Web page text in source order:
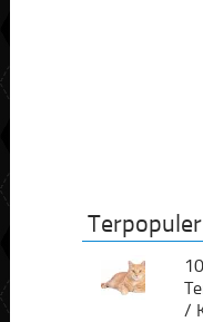
Terpopuler
/